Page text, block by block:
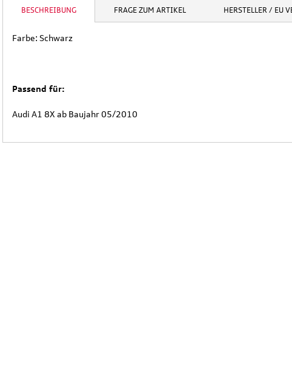
BESCHREIBUNG FRAGE ZUM ARTIKEL HERSTELLER / EU
Farbe: Schwarz
Passend für:
Audi A1 8X ab Baujahr 05/2010